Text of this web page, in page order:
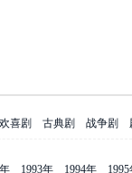
欢喜剧 古典剧 战争剧
1993年 1994年